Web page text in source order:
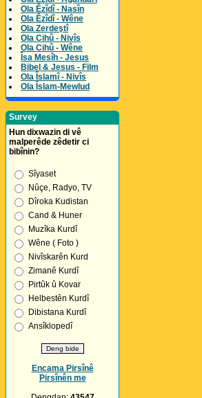
Ola Êzîdî - Nasîn
Ola Êzîdî - Wêne
Ola Zerdeştî
Ola Cihû - Nivîs
Ola Cihû - Wêne
Îsa Mesîh - Jesus
Bibel & Jesus - Film
Ola Îslamî - Nivîs
Ola Îslam-Mewlud
Survey
Hun dixwazin di vê
malperêde zêdetir ci
bibînin?
Sîyaset
Nûçe, Radyo, TV
Dîroka Kudistan
Cand & Huner
Muzîka Kurdî
Wêne ( Foto )
Nivîskarên Kurd
Zimanê Kurdî
Pirtûk û Kovar
Helbestên Kurdî
Dibistana Kurdî
Ansîklopedî
Encama Pirsînê
Pirsînên me